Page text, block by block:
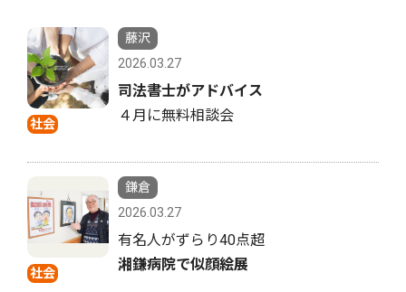
社会
藤沢
2026.03.27
司法書士がアドバイス
４月に無料相談会
社会
鎌倉
2026.03.27
有名人がずらり40点超
湘鎌病院で似顔絵展